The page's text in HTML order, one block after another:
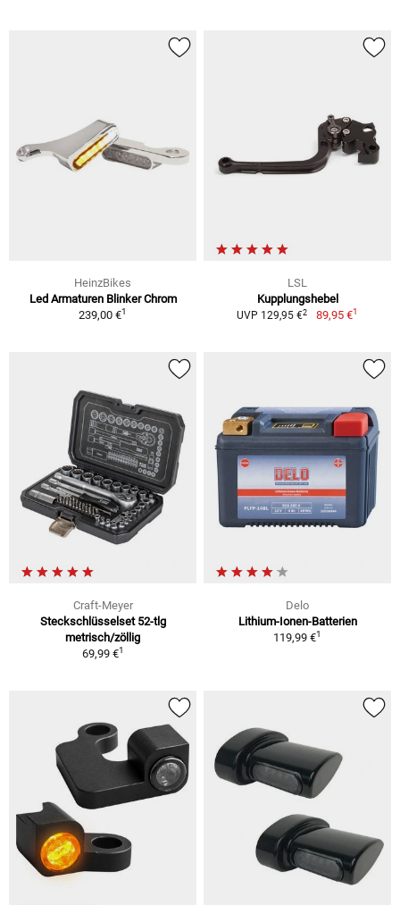
HeinzBikes
Led Armaturen Blinker Chrom
239,00 €1
LSL
Kupplungshebel
UVP 129,95 €2 89,95 €1
Craft-Meyer
Steckschlüsselset 52-tlg
metrisch/zöllig
69,99 €1
Delo
Lithium-Ionen-Batterien
119,99 €1